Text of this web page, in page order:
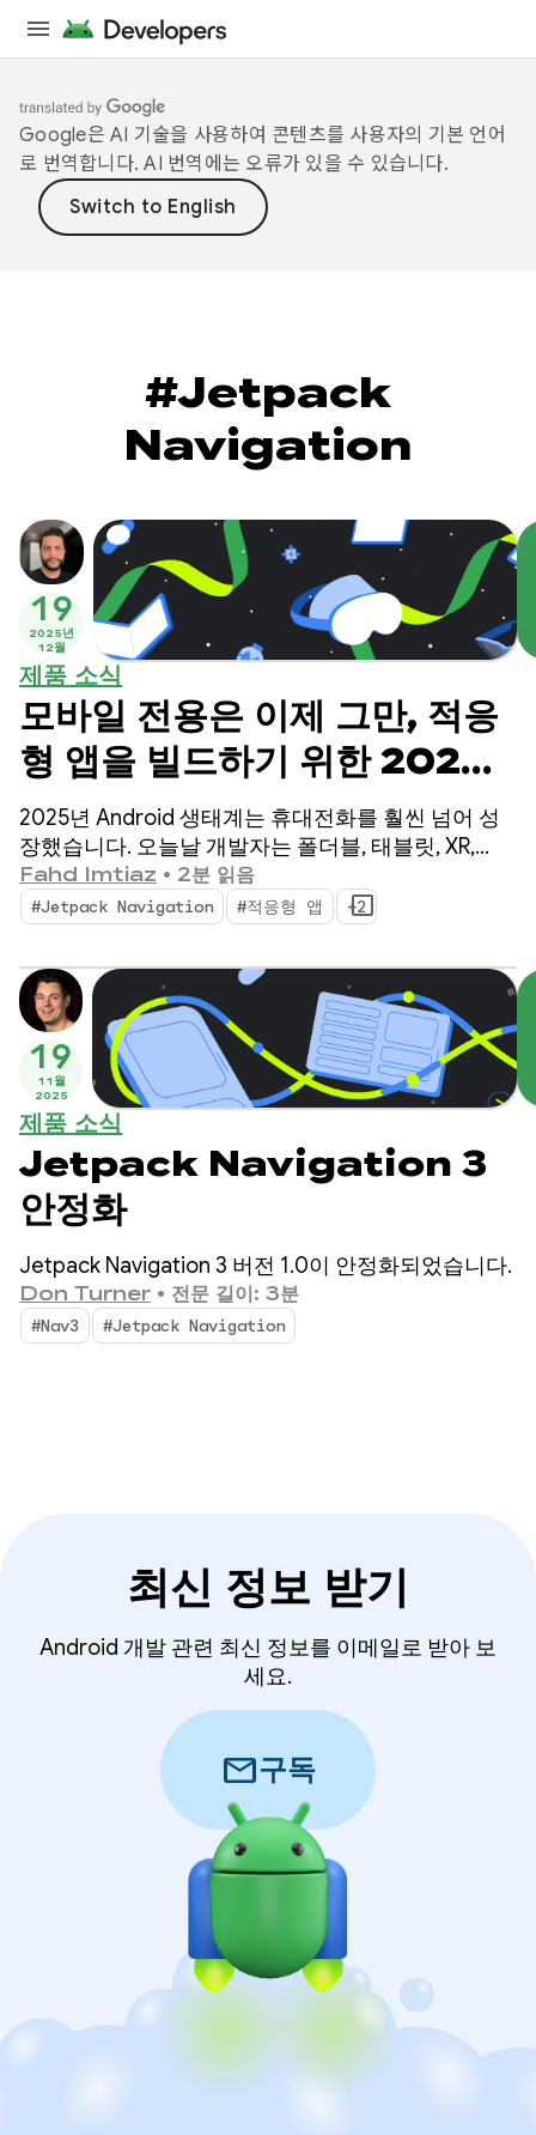
Google은 AI 기술을 사용하여 콘텐츠를 사용자의 기본 언어
로 번역합니다. AI 번역에는 오류가 있을 수 있습니다.
#Jetpack
Navigation
19
2025년
12월
제품 소식
모바일 전용은 이제 그만, 적응
형 앱을 빌드하기 위한 2025
년의 세 가지 필수 업데이트
2025년 Android 생태계는 휴대전화를 훨씬 넘어 성
장했습니다. 오늘날 개발자는 폴더블, 태블릿, XR,
Chromebook, 호환 자동차를 포함한 5억 대 이상의
활성 기기에 도달할 수 있습니다.
Fahd Imtiaz • 2분 읽음
#Jetpack Navigation #적응형 앱 +2
19
11월
2025
제품 소식
Jetpack Navigation 3
안정화
Jetpack Navigation 3 버전 1.0이 안정화되었습니다.
Don Turner • 전문 길이: 3분
#Nav3 #Jetpack Navigation
최신 정보 받기
Android 개발 관련 최신 정보를 이메일로 받아 보
세요.
mail구독